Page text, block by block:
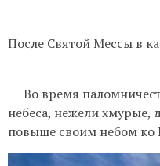
После Святой Мессы в
Во время
небеса, нежели хмурые,
повыше своим небом ко